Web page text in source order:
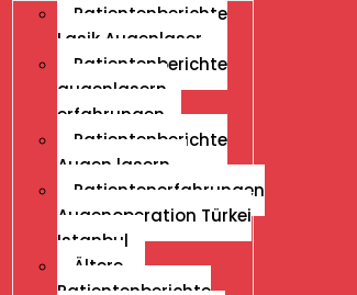
Patientenberichte
Lasik Augenlaser
Patientenberichte
augenlasern
erfahrungen
Patientenberichte
Augen lasern
Patientenerfahrungen
Augenoperation Türkei
Istanbul
Ältere